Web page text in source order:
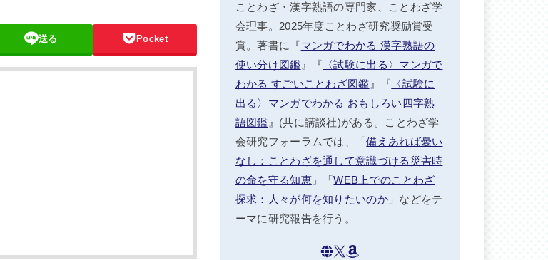
送る Pocket
ことわざ・漢字熟語の専門家、ことわざ学
会理事。2025年度ことわざ研究奨励賞受
賞。著書に『マンガでわかる 漢字熟語の
使い分け図鑑 』『 〈試験に出る〉マンガで
わかる すごいことわざ図鑑 』『 〈試験に
出る〉マンガでわかる おもしろい四字熟
語図鑑 』(共に講談社)がある。ことわざ学
会研究フォーラムでは、「備えあれば憂い
なし：ことわざを通して意識づける災害時
の命を守る知恵」「WEB上でのことわざ
探求：人々が何を知りたいのか」などをテ
ーマに研究報告を行う。